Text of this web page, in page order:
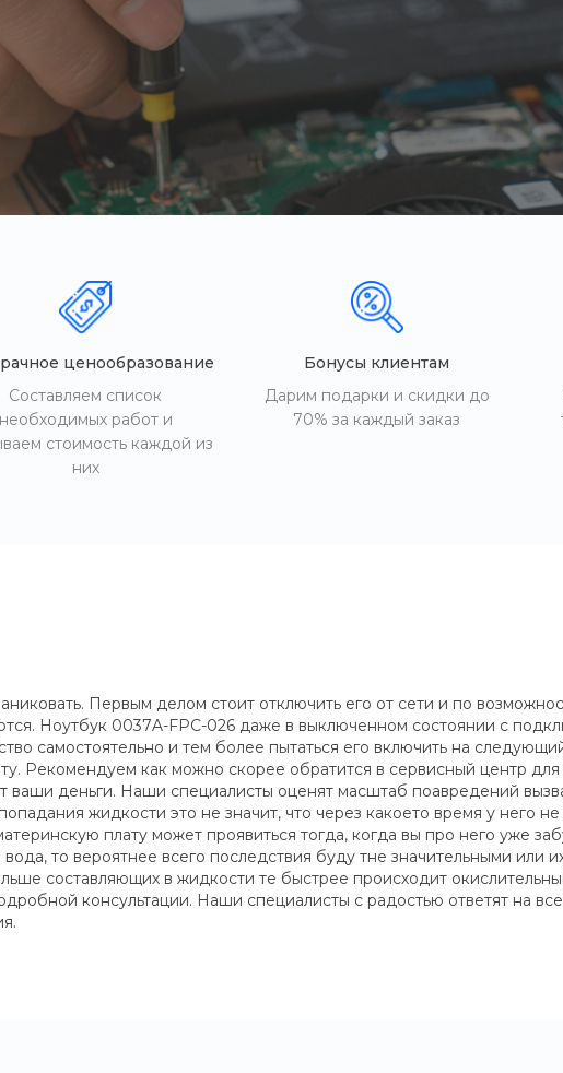
ценообразование
Составляем список
необходимых работ и
стоимость каждой из
них
Бонусы клиентам
Дарим подарки и скидки до
70% за каждый заказ
Первым делом стоит отключить его от сети и по
Ноутбук 0037A-FPC-026 даже в выключенном состоянии с
самостоятельно и тем более пытаться его включить на
Рекомендуем как можно скорее обратится в сервисный центр
ваши деньги. Наши специалисты оценят масштаб поавредений
жидкости это не значит, что через какоето время у него
плату может проявиться тогда, когда вы про него уже
то вероятнее всего последствия буду тне значительными или
составляющих в жидкости те быстрее происходит
консультации. Наши специалисты с радостью ответят на